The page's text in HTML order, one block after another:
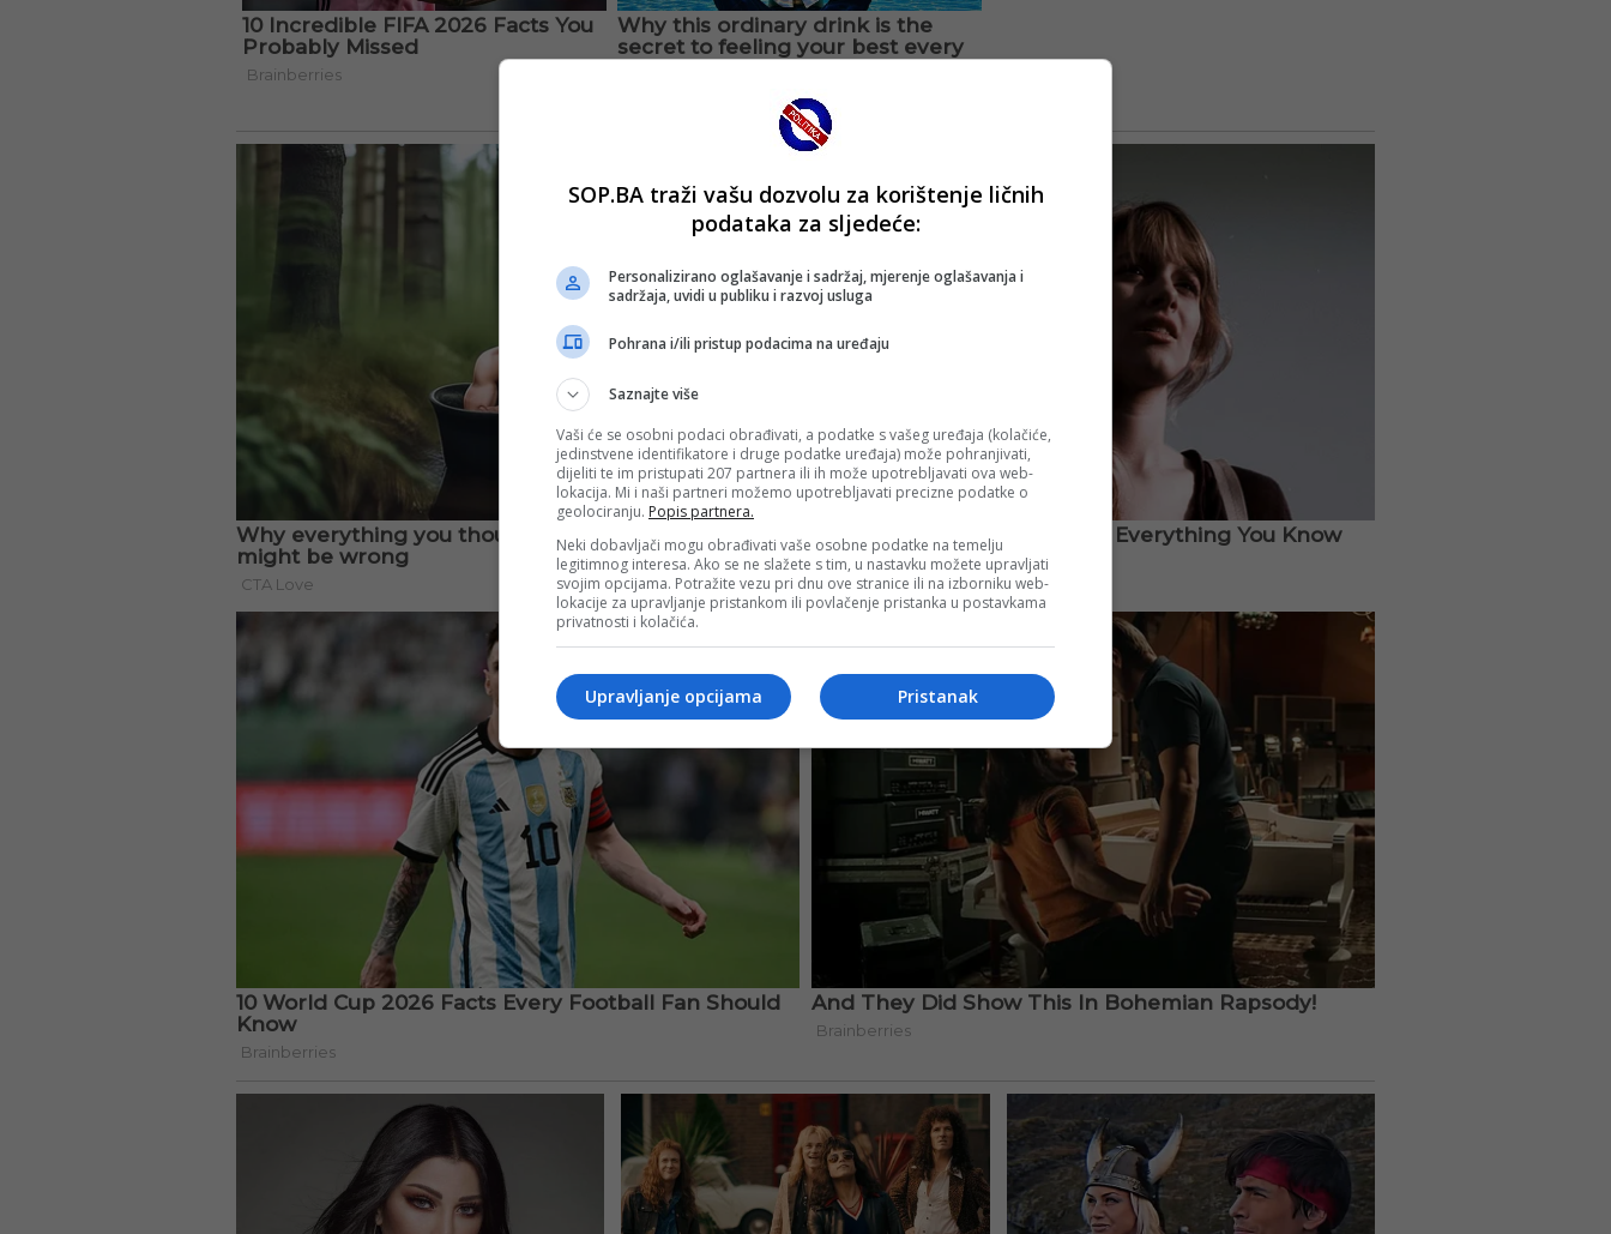
SOP.BA traži vašu dozvolu za korištenje ličnih
podataka za sljedeće:
Personalizirano oglašavanje i sadržaj, mjerenje oglašavanja i
sadržaja, uvidi u publiku i razvoj usluga
Pohrana i/ili pristup podacima na uređaju
Saznajte više
Vaši će se osobni podaci obrađivati, a podatke s vašeg uređaja (kolačiće,
jedinstvene identifikatore i druge podatke uređaja) može pohranjivati,
dijeliti te im pristupati 207 partnera ili ih može upotrebljavati ova web-
lokacija. Mi i naši partneri možemo upotrebljavati precizne podatke o
geolociranju. Popis partnera.
Neki dobavljači mogu obrađivati vaše osobne podatke na temelju
legitimnog interesa. Ako se ne slažete s tim, u nastavku možete upravljati
svojim opcijama. Potražite vezu pri dnu ove stranice ili na izborniku web-
lokacije za upravljanje pristankom ili povlačenje pristanka u postavkama
privatnosti i kolačića.
Pristanak
Upravljanje opcijama